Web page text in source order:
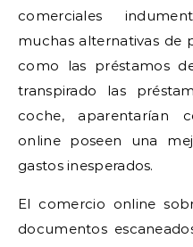
comerciales
muchas alternativas de
como las préstamos
transpirado las
coche, aparentarían
online poseen una
gastos inesperados.
El comercio online
documentos